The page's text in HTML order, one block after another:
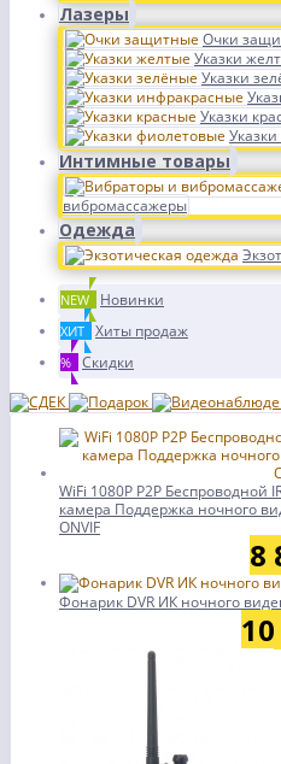
Лазеры
Очки
Указки
Указки
Указки
Интимные товары
вибромассажеры
Одежда
NEW Новинки
ХИТ Хиты продаж
% Скидки
WiFi 1080P P2P Беспроводной
камера Поддержка ночного
ONVIF
8
Фонарик DVR ИК ночного